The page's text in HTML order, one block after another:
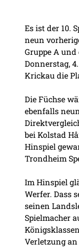
Es ist der 10.
neun
Gruppe A
Donnerstag,
Krickau die
Die Füchse
ebenfalls
bei Kolstad
Hinspiel
Trondheim
Im Hinspiel
Werfer. Dass
seinen
Spielmacher
Verletzung